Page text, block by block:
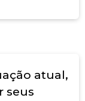
atual,
seus